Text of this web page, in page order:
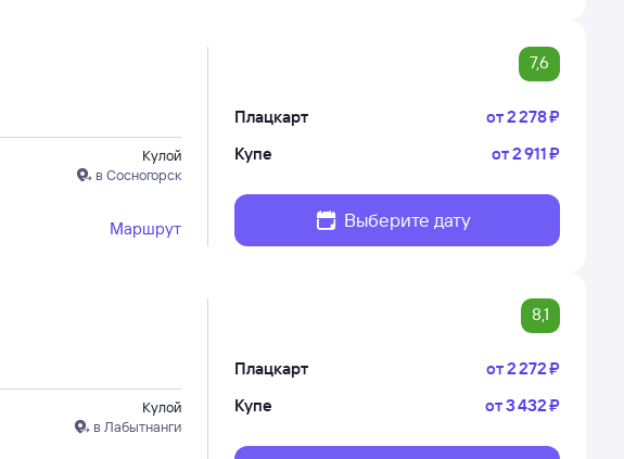
7,6
Кулой
в Сосногорск
Маршрут
Плацкарт от2 ⁠278 ⁠₽
Купе
от2 ⁠911 ⁠₽
Выберите дату
8,1
Кулой
в Лабытнанги
Плацкарт от2 ⁠272 ⁠₽
Купе
от3 ⁠432 ⁠₽